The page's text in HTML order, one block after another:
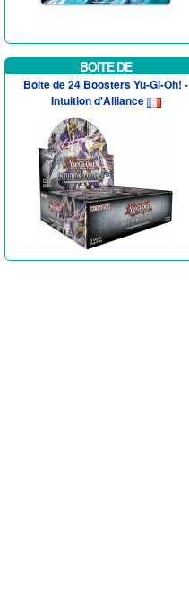
BOITE DE
Boite de 24 Boosters Yu-Gi-Oh! -
Intuition d'Alliance